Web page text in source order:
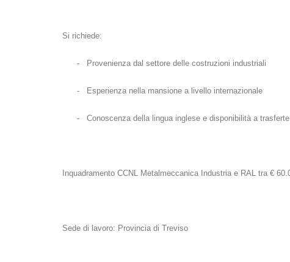
Si richiede:
- Provenienza dal settore delle costruzioni industriali
- Esperienza nella mansione a livello internazionale
- Conoscenza della lingua inglese e disponibilità a
Inquadramento CCNL Metalmeccanica Industria e RAL tra €
Sede di lavoro: Provincia di Treviso